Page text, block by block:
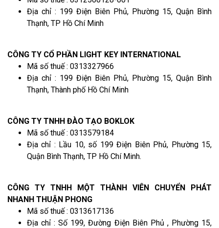
Địa chỉ : 199 Điện Biên Phủ, Phường 15, Quận Bình
Thạnh, TP Hồ Chí Minh
CÔNG TY CỔ PHẦN LIGHT KEY INTERNATIONAL
Mã số thuế : 0313327966
Địa chỉ : 199 Điện Biên Phủ, Phường 15, Quận Bình
Thạnh, Thành phố Hồ Chí Minh
CÔNG TY TNHH ĐÀO TẠO BOKLOK
Mã số thuế : 0313579184
Địa chỉ : Lầu 10, số 199 Điện Biên Phủ, Phường 15,
Quận Bình Thạnh, TP Hồ Chí Minh.
CÔNG TY TNHH MỘT THÀNH VIÊN CHUYỂN PHÁT
NHANH THUẬN PHONG
Mã số thuế : 0313617136
Địa chỉ : Số 199, Đường Điện Biên Phủ , Phường 15,